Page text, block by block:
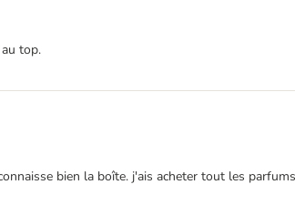
top.
bien la boîte. j'ais acheter tout les